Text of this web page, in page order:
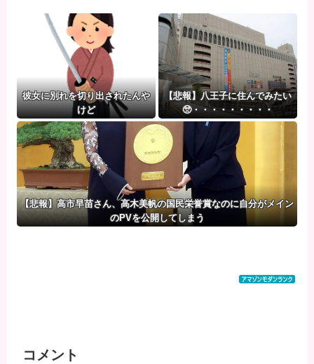
彼女に別れを切り出されたんや
けど
【悲報】八王子に住んでみたい
🥺・・・・・・・・・
【悲報】高市早苗さん、高木美帆の国民栄誉賞なのに自分がメイン
のPVを公開してしまう
コメント